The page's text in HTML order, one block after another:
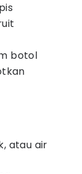
botol
atau air